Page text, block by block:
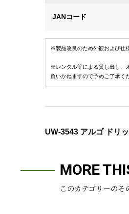
JANコード
※製品改良のため外観および仕
※レンタル等による貸し出し、
負いかねますので予めご了承く
UW-3543 アルゴ ドリ
MORE
このカテゴリーのそ